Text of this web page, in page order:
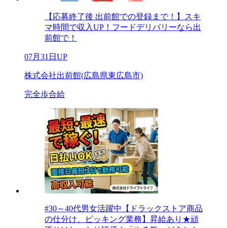
【応募終了後 出前館での登録まで！】スキ
マ時間で収入UP！フードデリバリーなら出
前館で！
07月31日UP
株式会社出前館(広島県東広島市)
完全歩合給
#30～40代男女活躍中【ドラックストア商品
の仕分け、ピッキング業務】昇給あり★頑